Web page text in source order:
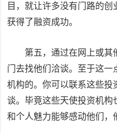
目，就让许多没有门路的
获得了融资成功。
第五，通过在网上或其
门去找他们洽谈。至于这
机构的。你可以联系这些
谈。毕竟这些天使投资机
和个人魅力能够感动他们，